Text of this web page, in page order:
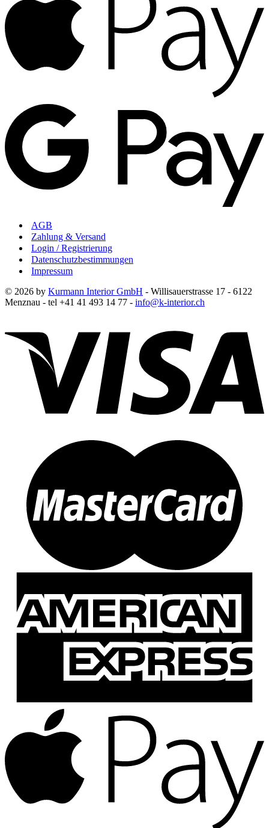
AGB
Zahlung & Versand
Login / Registrierung
Datenschutzbestimmungen
Impressum
© 2026 by Kurmann Interior GmbH - Willisauerstrasse 17 - 6122
Menznau - tel +41 41 493 14 77 - info@k-interior.ch